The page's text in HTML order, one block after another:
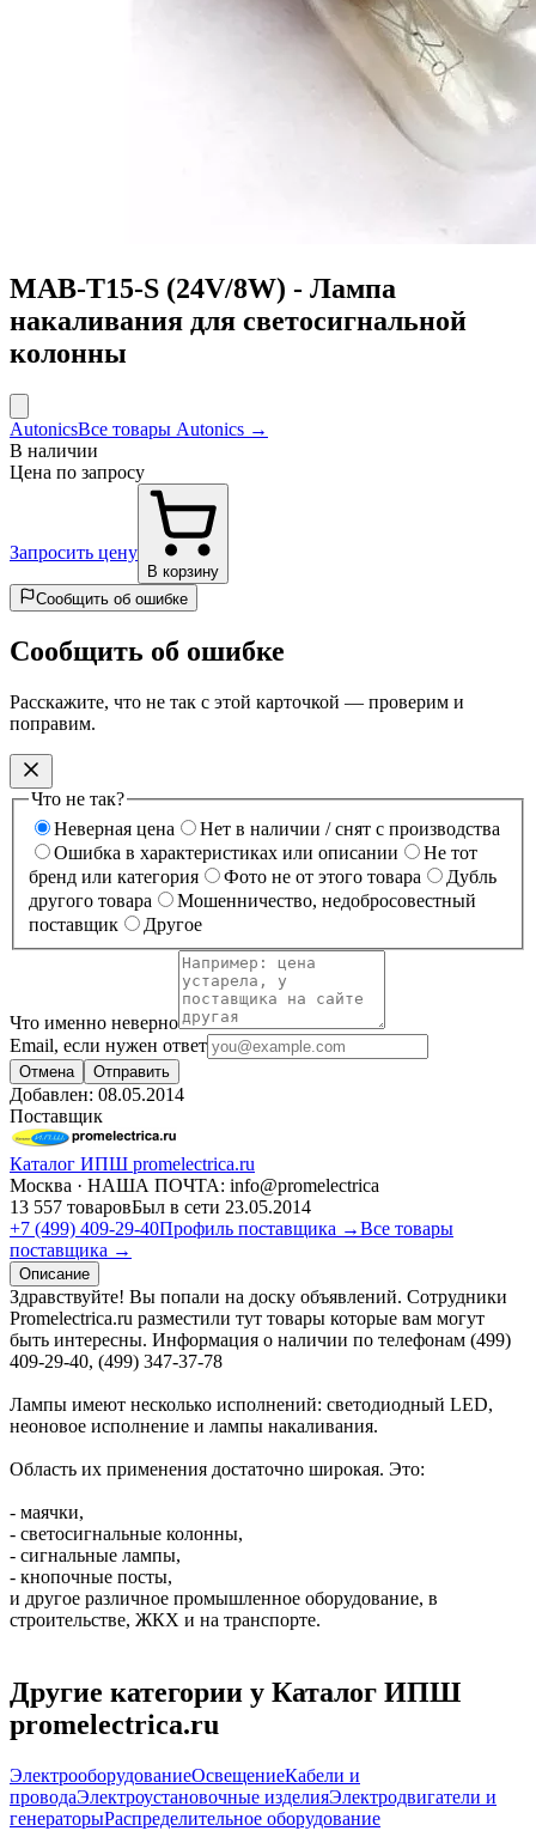
MAB-T15-S (24V/8W) - Лампа
накаливания для светосигнальной
колонны
AutonicsВсе товары Autonics →
В наличии
Цена по запросу
Запросить цену
В корзину
Сообщить об ошибке
Сообщить об ошибке
Расскажите, что не так с этой карточкой — проверим и
поправим.
Что не так?
Неверная цена
Нет в наличии / снят с производства
Ошибка в характеристиках или описании
Не тот
бренд или категория
Фото не от этого товара
Дубль
другого товара
Мошенничество, недобросовестный
поставщик
Другое
Что именно неверно
Email, если нужен ответ
Отмена Отправить
Добавлен: 08.05.2014
Поставщик
Каталог ИПШ promelectrica.ru
Москва · НАША ПОЧТА: info@promelectrica
13 557 товаровБыл в сети 23.05.2014
+7 (499) 409-29-40Профиль поставщика →Все товары
поставщика →
Описание
Здравствуйте! Вы попали на доску объявлений. Сотрудники
Promelectrica.ru разместили тут товары которые вам могут
быть интересны. Информация о наличии по телефонам (499)
409-29-40, (499) 347-37-78
Лампы имеют несколько исполнений: светодиодный LED,
неоновое исполнение и лампы накаливания.
Область их применения достаточно широкая. Это:
- маячки,
- светосигнальные колонны,
- сигнальные лампы,
- кнопочные посты,
и другое различное промышленное оборудование, в
строительстве, ЖКХ и на транспорте.
Другие категории у Каталог ИПШ
promelectrica.ru
ЭлектрооборудованиеОсвещениеКабели и
проводаЭлектроустановочные изделияЭлектродвигатели и
генераторыРаспределительное оборудование